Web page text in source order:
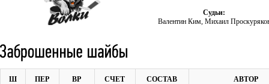
Судьи:
Валентин Ким, Михаил
Ш ПЕР ВР СЧЕТ СОСТАВ АВТОР